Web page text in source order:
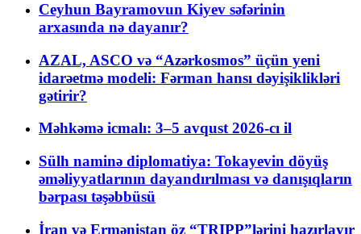
Ceyhun Bayramovun Kiyev səfərinin
arxasında nə dayanır?
AZAL, ASCO və “Azərkosmos” üçün yeni
idarəetmə modeli: Fərman hansı dəyişiklikləri
gətirir?
Məhkəmə icmalı: 3–5 avqust 2026-cı il
Sülh naminə diplomatiya: Tokayevin döyüş
əməliyyatlarının dayandırılması və danışıqların
bərpası təşəbbüsü
İran və Ermənistan öz “TRIPP”lərini hazırlayır